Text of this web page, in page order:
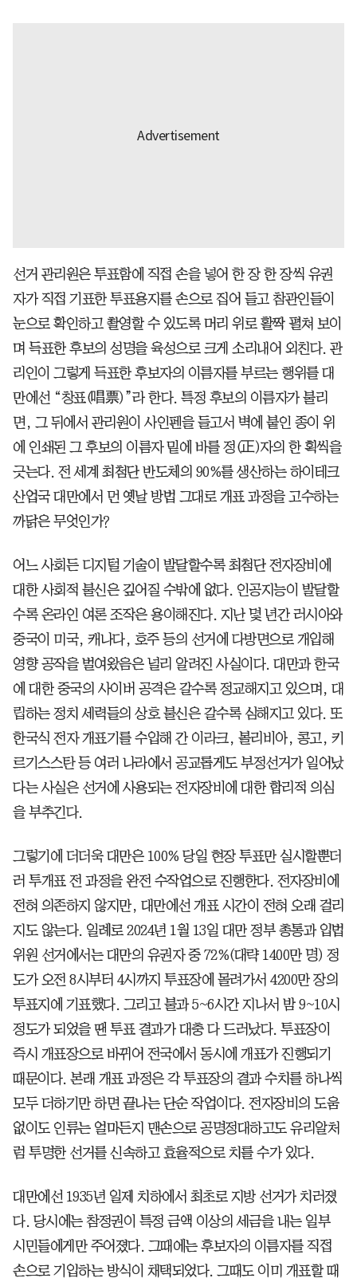
선거 관리원은 투표함에 직접 손을 넣어 한 장 한 장씩 유권
자가 직접 기표한 투표용지를 손으로 집어 들고 참관인들이
눈으로 확인하고 촬영할 수 있도록 머리 위로 활짝 펼쳐 보이
며 득표한 후보의 성명을 육성으로 크게 소리내어 외친다. 관
리인이 그렇게 득표한 후보자의 이름자를 부르는 행위를 대
만에선 “창표(唱票)”라 한다. 특정 후보의 이름자가 불리
면, 그 뒤에서 관리원이 사인펜을 들고서 벽에 붙인 종이 위
에 인쇄된 그 후보의 이름자 밑에 바를 정(正)자의 한 획씩을
긋는다. 전 세계 최첨단 반도체의 90%를 생산하는 하이테크
산업국 대만에서 먼 옛날 방법 그대로 개표 과정을 고수하는
까닭은 무엇인가?
어느 사회든 디지털 기술이 발달할수록 최첨단 전자장비에
대한 사회적 불신은 깊어질 수밖에 없다. 인공지능이 발달할
수록 온라인 여론 조작은 용이해진다. 지난 몇 년간 러시아와
중국이 미국, 캐나다, 호주 등의 선거에 다방면으로 개입해
영향 공작을 벌여왔음은 널리 알려진 사실이다. 대만과 한국
에 대한 중국의 사이버 공격은 갈수록 정교해지고 있으며, 대
립하는 정치 세력들의 상호 불신은 갈수록 심해지고 있다. 또
한국식 전자 개표기를 수입해 간 이라크, 볼리비아, 콩고, 키
르기스스탄 등 여러 나라에서 공교롭게도 부정선거가 일어났
다는 사실은 선거에 사용되는 전자장비에 대한 합리적 의심
을 부추긴다.
그렇기에 더더욱 대만은 100% 당일 현장 투표만 실시할뿐더
러 투개표 전 과정을 완전 수작업으로 진행한다. 전자장비에
전혀 의존하지 않지만, 대만에선 개표 시간이 전혀 오래 걸리
지도 않는다. 일례로 2024년 1월 13일 대만 정부 총통과 입법
위원 선거에서는 대만의 유권자 중 72%(대략 1400만 명) 정
도가 오전 8시부터 4시까지 투표장에 몰려가서 4200만 장의
투표지에 기표했다. 그리고 불과 5~6시간 지나서 밤 9~10시
정도가 되었을 땐 투표 결과가 대충 다 드러났다. 투표장이
즉시 개표장으로 바뀌어 전국에서 동시에 개표가 진행되기
때문이다. 본래 개표 과정은 각 투표장의 결과 수치를 하나씩
모두 더하기만 하면 끝나는 단순 작업이다. 전자장비의 도움
없이도 인류는 얼마든지 맨손으로 공명정대하고도 유리알처
럼 투명한 선거를 신속하고 효율적으로 치를 수가 있다.
대만에선 1935년 일제 치하에서 최초로 지방 선거가 치러졌
다. 당시에는 참정권이 특정 금액 이상의 세금을 내는 일부
시민들에게만 주어졌다. 그때에는 후보자의 이름자를 직접
손으로 기입하는 방식이 채택되었다. 그때도 이미 개표할 때